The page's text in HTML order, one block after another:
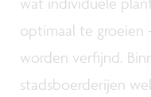
optimaal te groeien
worden verfijnd.
stadsboerderijen